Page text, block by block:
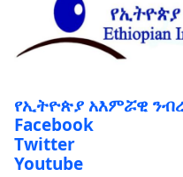
የኢትዮጵያ አእምሯዊ
Facebook
Twitter
Youtube